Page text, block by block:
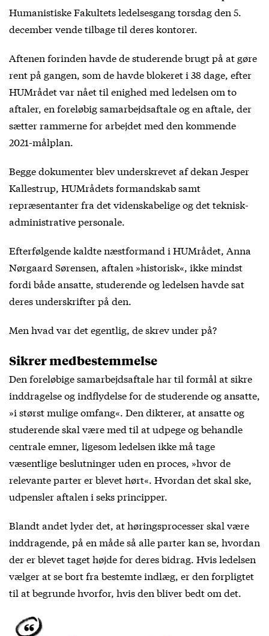
Humanistiske Fakultets ledelsesgang torsdag den 5.
december vende tilbage til deres kontorer.
Aftenen forinden havde de studerende brugt på at gøre
rent på gangen, som de havde blokeret i 38 dage, efter
HUMrådet var nået til enighed med ledelsen om to
aftaler, en foreløbig samarbejdsaftale og en aftale, der
sætter rammerne for arbejdet med den kommende
2021-målplan.
Begge dokumenter blev underskrevet af dekan Jesper
Kallestrup, HUMrådets formandskab samt
repræsentanter fra det videnskabelige og det teknisk-
administrative personale.
Efterfølgende kaldte næstformand i HUMrådet, Anna
Nørgaard Sørensen, aftalen »historisk«, ikke mindst
fordi både ansatte, studerende og ledelsen havde sat
deres underskrifter på den.
Men hvad var det egentlig, de skrev under på?
Sikrer medbestemmelse
Den foreløbige samarbejdsaftale har til formål at sikre
inddragelse og indflydelse for de studerende og ansatte,
»i størst mulige omfang«. Den dikterer, at ansatte og
studerende skal være med til at udpege og behandle
centrale emner, ligesom ledelsen ikke må tage
væsentlige beslutninger uden en proces, »hvor de
relevante parter er blevet hørt«. Hvordan det skal ske,
udpensler aftalen i seks principper.
Blandt andet lyder det, at høringsprocesser skal være
inddragende, på en måde så alle parter kan se, hvordan
der er blevet taget højde for deres bidrag. Hvis ledelsen
vælger at se bort fra bestemte indlæg, er den forpligtet
til at begrunde hvorfor, hvis den bliver bedt om det.